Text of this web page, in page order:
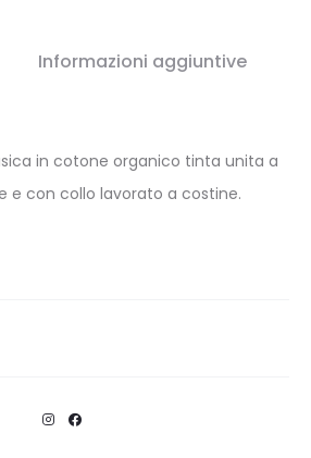
Informazioni aggiuntive
in cotone organico tinta unita a
e con collo lavorato a costine.